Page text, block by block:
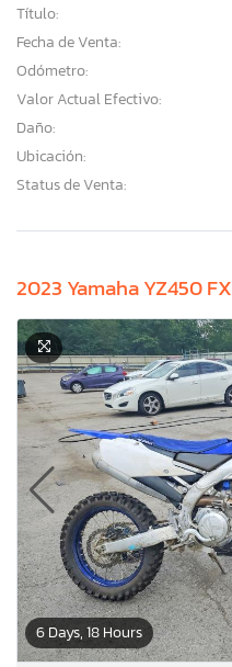
Título:
Fecha de Venta:
Odómetro:
Valor Actual Efectivo:
Daño:
Ubicación:
Status de Venta:
2023 Yamaha YZ450 FX
6 Days, 18 Hours